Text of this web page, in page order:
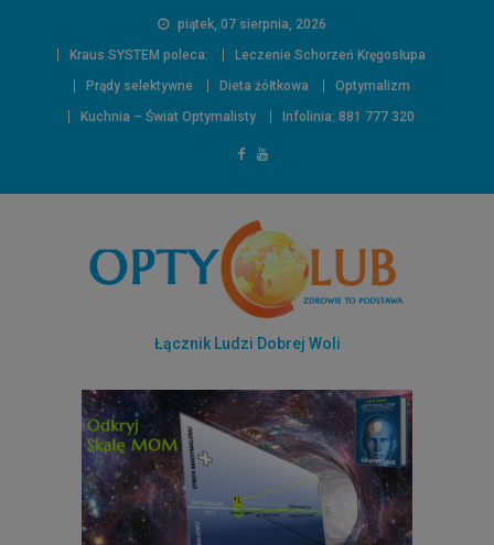
piątek, 07 sierpnia, 2026
Kraus SYSTEM poleca:
Leczenie Schorzeń Kręgosłupa
Prądy selektywne
Dieta żółtkowa
Optymalizm
Kuchnia – Świat Optymalisty
Infolinia: 881 777 320
Łącznik Ludzi Dobrej Woli